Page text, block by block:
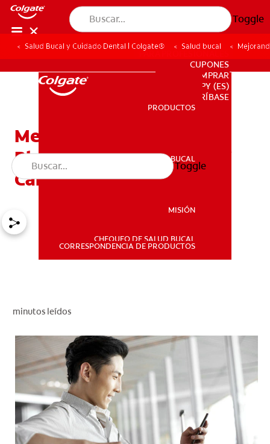
Toggle
PRODUCTOS
SALUD BUCAL
DONDE COMPRAR
PY (ES)
PARA PROFESIONALES
CUPONES
DONDE COMPRAR
PY (ES)
SUSCRÍBASE
PRODUCTOS
SALUD BUCAL
MISIÓN
CHEQUEO DE SALUD BUCAL
CORRESPONDENCIA DE PRODUCTOS
Toggle
Salud Bucal y Cuidado Dental | Colgate® Salud bucal
Mejorando Mi Sonrisa.
Blanqueamiento Dental Y
Carillas
minutos leídos